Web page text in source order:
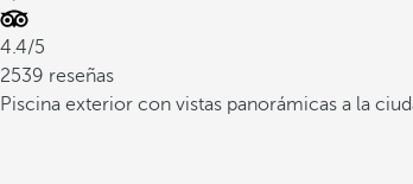
4.4/5
2539 reseñas
Piscina exterior con vistas panorámicas a la